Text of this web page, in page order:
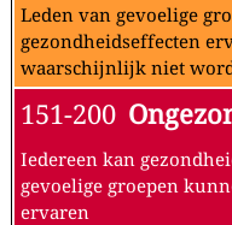
Leden van gevoelige
gezondheidseffecten
waarschijnlijk niet
151-200
Iedereen kan
gevoelige groepen
ervaren